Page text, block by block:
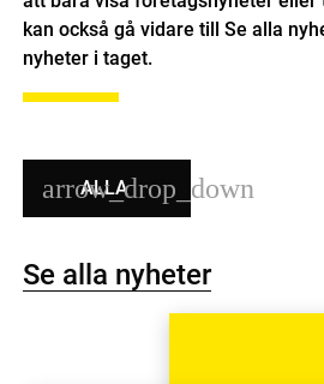
kan också gå vidare till Se alla
nyheter i taget.
ALLA
Se alla nyheter